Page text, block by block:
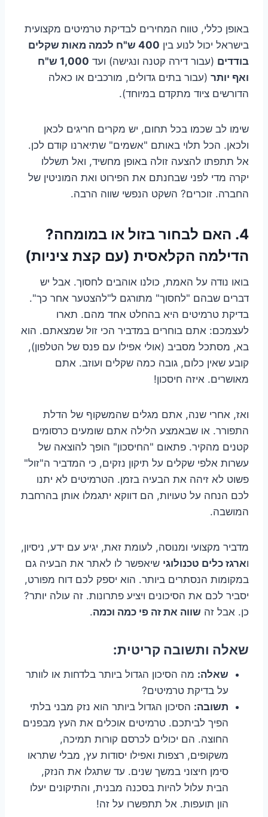
באופן כללי, טווח המחירים לבדיקת טרמיטים מקצועית
בישראל יכול לנוע בין
400 ש"ח לכמה מאות שקלים
בודדים (עבור דירה קטנה ונגישה) ועד
1,000 ש"ח
ואף יותר (עבור בתים גדולים, מורכבים או כאלה
הדורשים ציוד מתקדם במיוחד).
שימו לב שכמו בכל תחום, יש מקרים חריגים לכאן
ולכאן. הכל תלוי באותם "אשמים" שתיארנו קודם לכן.
אל תתפתו להצעה זולה באופן מחשיד, ואל תשללו
יקרה מדי לפני שבחנתם את הפירוט ואת המוניטין של
החברה. זוכרים? השקט הנפשי שווה הרבה.
4. האם לבחור בזול או במומחה?
הדילמה הקלאסית (עם קצת ציניות)
בואו נודה על האמת, כולנו אוהבים לחסוך. אבל יש
דברים שבהם "לחסוך" מתורגם ל"להצטער אחר כך".
בדיקת טרמיטים היא בהחלט אחד מהם. תארו
לעצמכם: אתם בוחרים במדביר הכי זול שמצאתם. הוא
בא, מסתכל מסביב (אולי אפילו עם פנס של הטלפון),
קובע שאין כלום, גובה כמה שקלים ועוזב. אתם
מאושרים. איזה חיסכון!
ואז, אחרי שנה, אתם מגלים שהמשקוף של הדלת
התפורר. או שבאמצע הלילה אתם שומעים כרסומים
קטנים מהקיר. פתאום "החיסכון" הופך להוצאה של
עשרות אלפי שקלים על תיקון נזקים, כי המדביר ה"זול"
פשוט לא זיהה את הבעיה בזמן. הטרמיטים לא יתנו
לכם הנחה על טעויות, הם דווקא יתגמלו אותן בהרחבת
המושבה.
מדביר מקצועי ומנוסה, לעומת זאת, יגיע עם ידע, ניסיון,
וארגז כלים טכנולוגי שיאפשר לו לאתר את הבעיה גם
במקומות הנסתרים ביותר. הוא יספק לכם דוח מפורט,
יסביר לכם את הסיכונים ויציע פתרונות. זה עולה יותר?
כן. אבל זה שווה את זה פי כמה וכמה.
שאלה ותשובה קריטית:
שאלה: מה הסיכון הגדול ביותר בלדחות או לוותר
על בדיקת טרמיטים?
תשובה: הסיכון הגדול ביותר הוא נזק מבני בלתי
הפיך לביתכם. טרמיטים אוכלים את העץ מבפנים
החוצה. הם יכולים לכרסם קורות תמיכה,
משקופים, רצפות ואפילו יסודות עץ, מבלי שתראו
סימן חיצוני במשך שנים. עד שתגלו את הנזק,
הבית עלול להיות בסכנה מבנית, והתיקונים יעלו
הון תועפות. אל תתפשרו על זה!